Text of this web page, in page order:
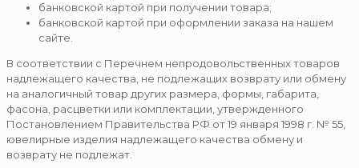
банковской картой при получении товара;
банковской картой при оформлении заказа на нашем
сайте.
В соответствии с Перечнем непродовольственных товаров
надлежащего качества, не подлежащих возврату или обмену
на аналогичный товар других размера, формы, габарита,
фасона, расцветки или комплектации, утвержденного
Постановлением Правительства РФ от 19 января 1998 г. № 55,
ювелирные изделия надлежащего качества обмену и
возврату не подлежат.